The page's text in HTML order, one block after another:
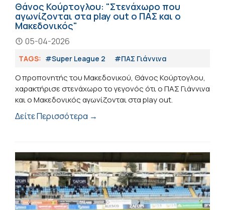
Θάνος Κούρτογλου: "Στενάχωρο που
αγωνίζονται στα play out ο ΠΑΣ και ο
Μακεδονικός"
05-04-2026
TAGS: #Super League 2 #ΠΑΣ Γιάννινα
Ο προπονητής του Μακεδονικού, Θάνος Κούρτογλου,
χαρακτήρισε στενάχωρο το γεγονός ότι ο ΠΑΣ Γιάννινα
και ο Μακεδονικός αγωνίζονται στα play out.
Δείτε Περισσότερα →